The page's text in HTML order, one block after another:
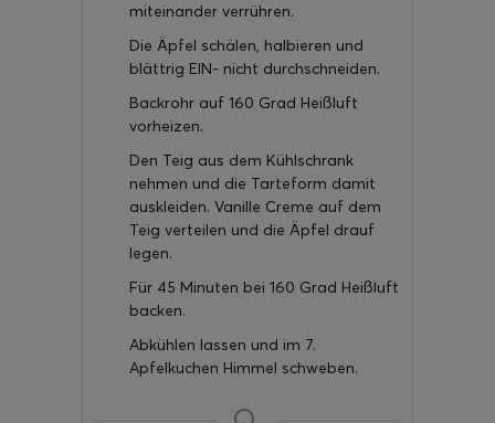
miteinander verrühren.
Die Äpfel schälen, halbieren und
blättrig EIN- nicht durchschneiden.
Backrohr auf 160 Grad Heißluft
vorheizen.
Den Teig aus dem Kühlschrank
nehmen und die Tarteform damit
auskleiden. Vanille Creme auf dem
Teig verteilen und die Äpfel drauf
legen.
Für 45 Minuten bei 160 Grad Heißluft
backen.
Abkühlen lassen und im 7.
Apfelkuchen Himmel schweben.